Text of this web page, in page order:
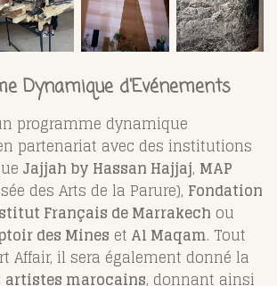
Dynamique d'Evénements
programme dynamique
partenariat avec des institutions
Jajjah by Hassan Hajjaj, MAP
des Arts de la Parure), Fondation
Français de Marrakech ou
des Mines et Al Maqam. Tout
Affair, il sera également donné la
artistes marocains, donnant ainsi